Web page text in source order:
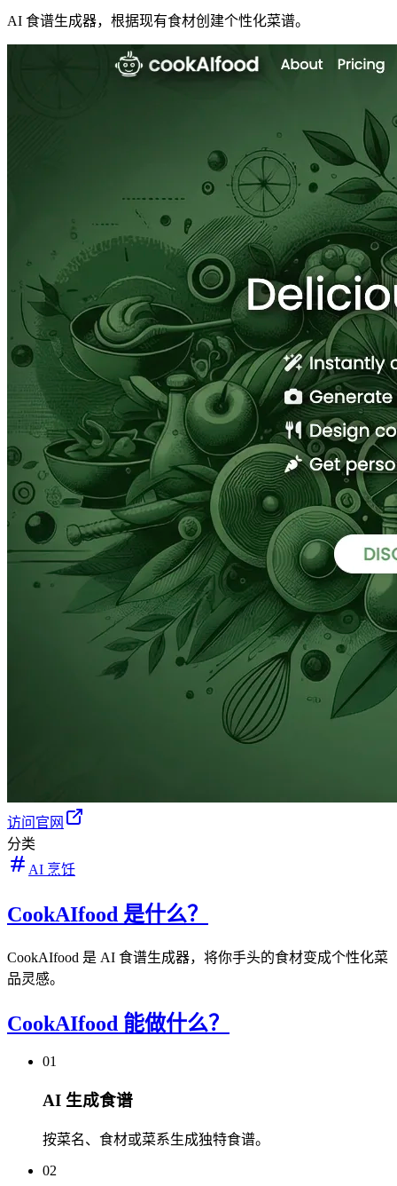
AI 食谱生成器，根据现有食材创建个性化菜谱。
访问官网
分类
AI 烹饪
CookAIfood 是什么？
CookAIfood 是 AI 食谱生成器，将你手头的食材变成个性化菜
品灵感。
CookAIfood 能做什么？
01
AI 生成食谱
按菜名、食材或菜系生成独特食谱。
02